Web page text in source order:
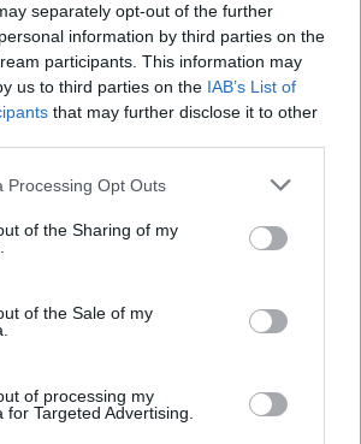
separately opt-out of the further
information by third parties on the
participants. This information may
us to third parties on the IAB’s List of
that may further disclose it to other
website/app uses one or more Google
or usage behaviour. You may click to
to Google and its third-party tags to
specified purposes in below Google
Processing Opt Outs
of the Sharing of my
of the Sale of my
of processing my
for Targeted Advertising.
Szombat (06. 11.)
de tanácstalan vagy, mit nézz?
mint egy ezrest kiadni egy jó filmért?
segítenek élményekkel teli döntést